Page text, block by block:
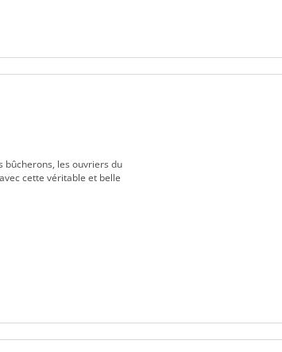
bûcherons, les ouvriers du
cette véritable et belle